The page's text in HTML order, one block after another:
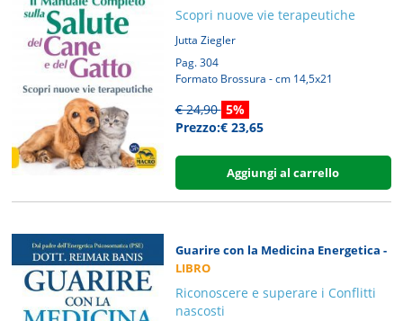
Scopri nuove vie terapeutiche
Jutta Ziegler
Pag. 304
Formato Brossura - cm 14,5x21
€ 24,90 5%
Prezzo:€ 23,65
Aggiungi al carrello
Guarire con la Medicina Energetica -
LIBRO
Riconoscere e superare i Conflitti
nascosti